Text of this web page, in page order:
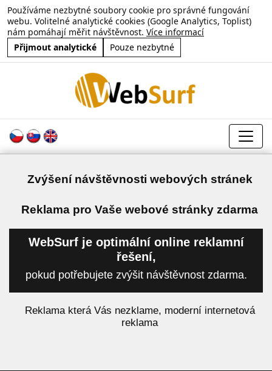
Používáme nezbytné soubory cookie pro správné fungování
webu. Volitelné analytické cookies (Google Analytics, Toplist)
nám pomáhají měřit návštěvnost. Více informací
Přijmout analytické
Pouze nezbytné
Zvýšení návštěvnosti webových stránek
Reklama pro Vaše webové stránky zdarma
WebSurf je optimální online reklamní
řešení,
pokud potřebujete zvýšit návštěvnost zdarma.
Reklama která Vás nezklame, moderní internetová
reklama